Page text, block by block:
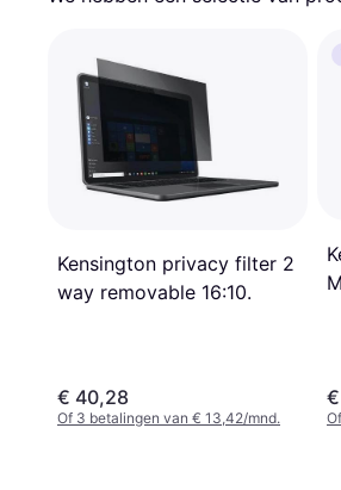
Kensington privacy filter 2
way removable 16:10.
€ 40,28
Of 3 betalingen van € 13,42/mnd.